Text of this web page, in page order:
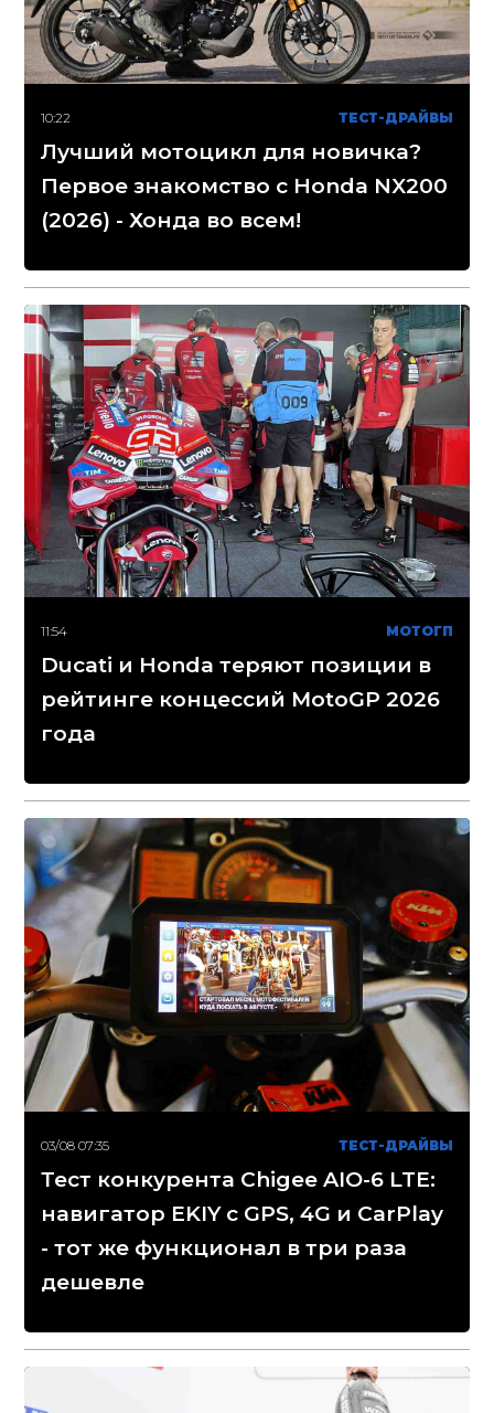
10:22 ТЕСТ-ДРАЙВЫ
Лучший мотоцикл для новичка?
Первое знакомство с Honda NX200
(2026) - Хонда во всем!
11:54 МОТОГП
Ducati и Honda теряют позиции в
рейтинге концессий MotoGP 2026
года
03/08 07:35 ТЕСТ-ДРАЙВЫ
Тест конкурента Chigee AIO-6 LTE:
навигатор EKIY с GPS, 4G и CarPlay
- тот же функционал в три раза
дешевле